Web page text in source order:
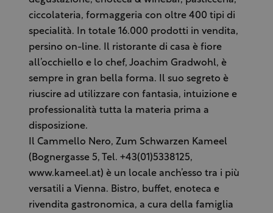
ciccolateria, formaggeria con oltre 400 tipi di
specialità. In totale 16.000 prodotti in vendita,
persino on-line. Il ristorante di casa è fiore
all’occhiello e lo chef, Joachim Gradwohl, è
sempre in gran bella forma. Il suo segreto è
riuscire ad utilizzare con fantasia, intuizione e
professionalità tutta la materia prima a
disposizione.
Il Cammello Nero, Zum Schwarzen Kameel
(Bognergasse 5, Tel. +43(01)5338125,
www.kameel.at) è un locale anch’esso tra i più
versatili a Vienna. Bistro, buffet, enoteca e
rivendita gastronomica, a cura della famiglia